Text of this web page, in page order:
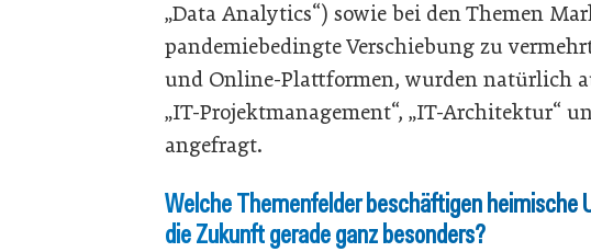
„Data Analytics“) sowie bei den Themen
pandemiebedingte Verschiebung zu
und Online-Plattformen, wurden natürlich
„IT-Projektmanagement“, „IT-Architektur“
angefragt.
Welche Themenfelder beschäftigen heimische
die Zukunft gerade ganz besonders?